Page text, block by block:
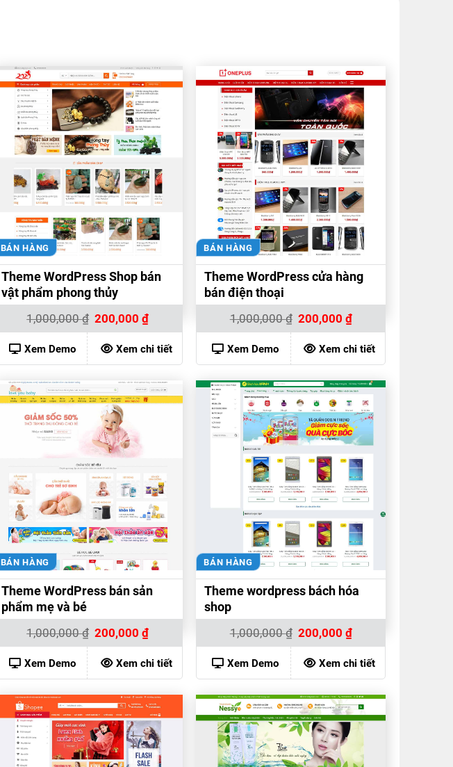
BÁN HÀNG
Theme WordPress Shop bán
vật phẩm phong thủy
1,000,000₫ Giá
gốc
là:
1,000,000 ₫.
200,000₫Giá
tại
là:
200,000 ₫.
Xem Demo Xem chi tiết
BÁN HÀNG
Theme WordPress cửa hàng
bán điện thoại
1,000,000₫ Giá
gốc
là:
1,000,000 ₫.
200,000 ₫Giá
hiện
tại
là:
200,000 ₫.
Xem Demo Xem chi tiết
BÁN HÀNG
Theme WordPress bán sản
phẩm mẹ và bé
1,000,000₫ Giá
gốc
là:
1,000,000 ₫.
200,000₫Giá
tại
là:
200,000 ₫.
Xem Demo Xem chi tiết
BÁN HÀNG
Theme wordpress bách hóa
shop
1,000,000₫ Giá
gốc
là:
1,000,000 ₫.
200,000 ₫Giá
hiện
tại
là:
200,000 ₫.
Xem Demo Xem chi tiết